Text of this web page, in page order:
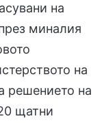
на
миналия
на
решението на
щатни